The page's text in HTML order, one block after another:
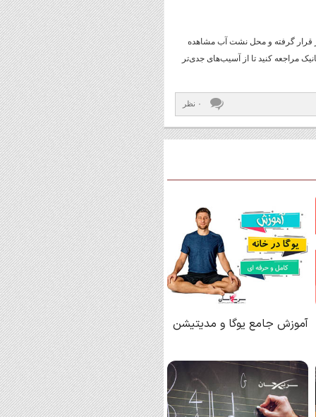
قرار گرفته و محل نشت آب مشاهده
مراجعه کنید تا از آسیب‌های جدی‌تر
۰ نظر